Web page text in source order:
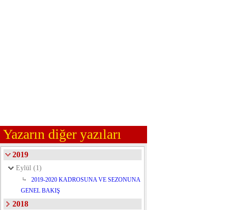
Yazarın diğer yazıları
2019
Eylül (1)
2019-2020 KADROSUNA VE SEZONUNA
GENEL BAKIŞ
2018